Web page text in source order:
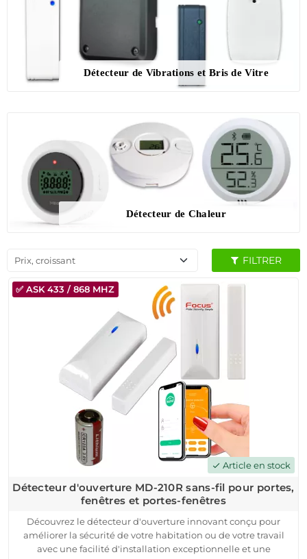
Détecteur de Vibrations et Bris de Vitre
Détecteur de Chaleur
Prix, croissant FILTRER
check Article en stock
✅ ASK 433 / 868 MHZ
Détecteur d'ouverture MD-210R sans-fil pour portes,
fenêtres et portes-fenêtres
Découvrez le détecteur d'ouverture innovant conçu pour
améliorer la sécurité de votre habitation ou de votre travail
avec une facilité d'installation exceptionnelle et une